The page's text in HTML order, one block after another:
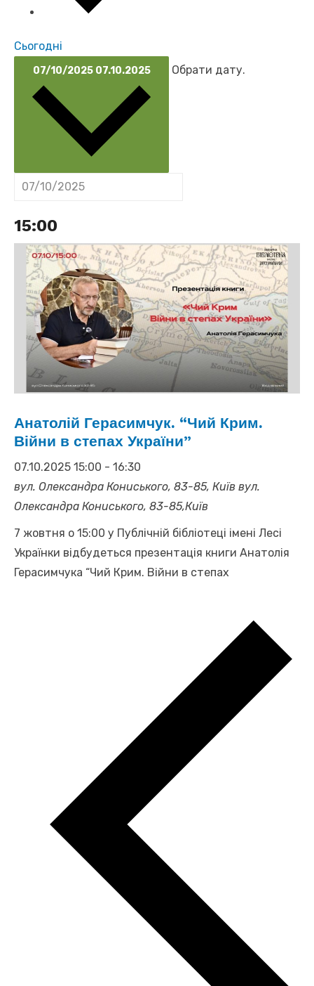
Сьогодні
07/10/2025 07.10.2025 Обрати дату.
15:00
Анатолій Герасимчук. “Чий Крим.
Війни в степах України”
07.10.2025 15:00 - 16:30
вул. Олександра Кониського, 83-85, Київ вул.
Олександра Кониського, 83-85,Київ
7 жовтня о 15:00 у Публічній бібліотеці імені Лесі
Українки відбудеться презентація книги Анатолія
Герасимчука “Чий Крим. Війни в степах